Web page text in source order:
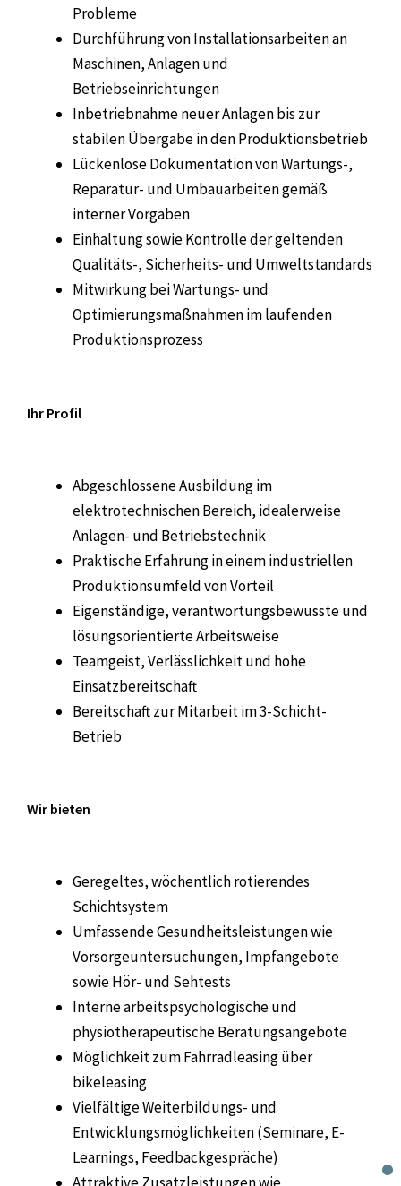
Probleme
Durchführung von Installationsarbeiten an
Maschinen, Anlagen und
Betriebseinrichtungen
Inbetriebnahme neuer Anlagen bis zur
stabilen Übergabe in den Produktionsbetrieb
Lückenlose Dokumentation von Wartungs-,
Reparatur- und Umbauarbeiten gemäß
interner Vorgaben
Einhaltung sowie Kontrolle der geltenden
Qualitäts-, Sicherheits- und Umweltstandards
Mitwirkung bei Wartungs- und
Optimierungsmaßnahmen im laufenden
Produktionsprozess
Ihr Profil
Abgeschlossene Ausbildung im
elektrotechnischen Bereich, idealerweise
Anlagen- und Betriebstechnik
Praktische Erfahrung in einem industriellen
Produktionsumfeld von Vorteil
Eigenständige, verantwortungsbewusste und
lösungsorientierte Arbeitsweise
Teamgeist, Verlässlichkeit und hohe
Einsatzbereitschaft
Bereitschaft zur Mitarbeit im 3-Schicht-
Betrieb
Wir bieten
Geregeltes, wöchentlich rotierendes
Schichtsystem
Umfassende Gesundheitsleistungen wie
Vorsorgeuntersuchungen, Impfangebote
sowie Hör- und Sehtests
Interne arbeitspsychologische und
physiotherapeutische Beratungsangebote
Möglichkeit zum Fahrradleasing über
bikeleasing
Vielfältige Weiterbildungs- und
Entwicklungsmöglichkeiten (Seminare, E-
Learnings, Feedbackgespräche)